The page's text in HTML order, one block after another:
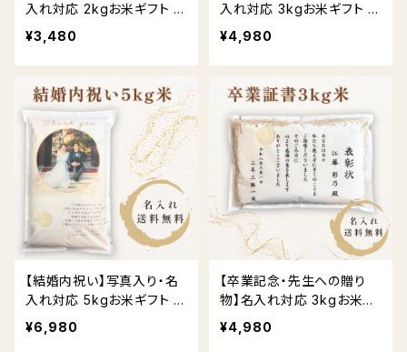
入れ対応 2kgお米ギフト 送
料無料
¥3,480
入れ対応 3kgお米ギフト 送
料無料
¥4,980
【結婚内祝い】写真入り・名
入れ対応 5kgお米ギフト 送
料無料
¥6,980
【卒業記念・先生への贈り
物】名入れ対応 3kgお米ギ
フト 送料無料
¥4,980